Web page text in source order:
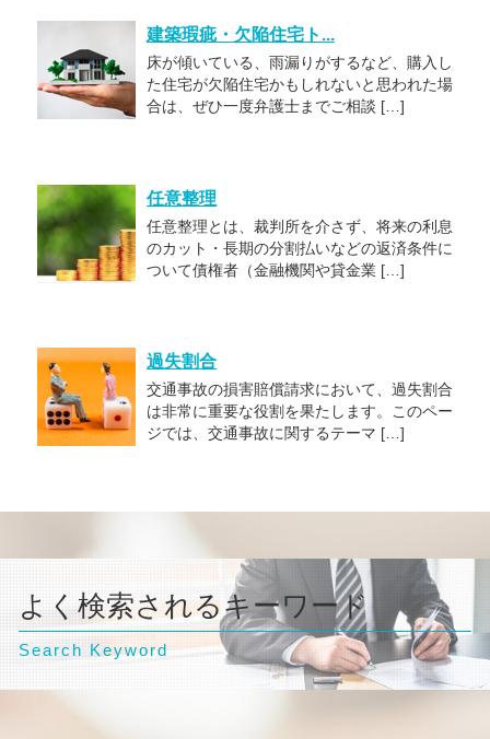
建築瑕疵・欠陥住宅ト...
床が傾いている、雨漏りがするなど、購入し
た住宅が欠陥住宅かもしれないと思われた場
合は、ぜひ一度弁護士までご相談 […]
任意整理
任意整理とは、裁判所を介さず、将来の利息
のカット・長期の分割払いなどの返済条件に
ついて債権者（金融機関や貸金業 […]
過失割合
交通事故の損害賠償請求において、過失割合
は非常に重要な役割を果たします。このペー
ジでは、交通事故に関するテーマ […]
よく検索されるキーワード
Search Keyword